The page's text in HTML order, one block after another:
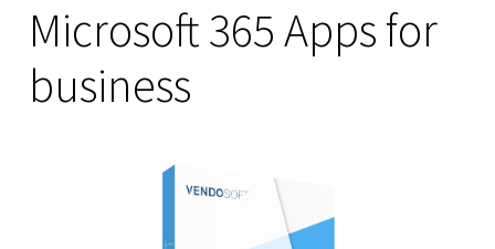
Microsoft 365 Apps for
business